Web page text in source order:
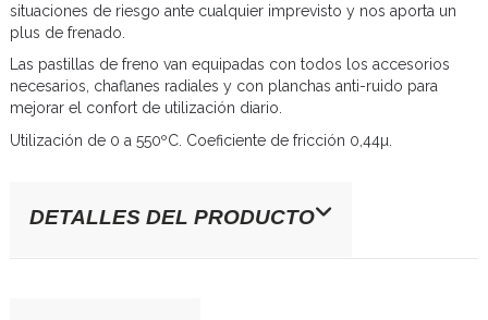
situaciones de riesgo ante cualquier imprevisto y nos aporta un
plus de frenado.
Las pastillas de freno van equipadas con todos los accesorios
necesarios, chaflanes radiales y con planchas anti-ruido para
mejorar el confort de utilización diario.
Utilización de 0 a 550ºC. Coeficiente de fricción 0,44µ.
DETALLES DEL PRODUCTO